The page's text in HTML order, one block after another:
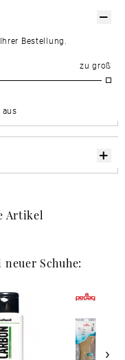
Bestellung.
zu groß
Artikel
Schuhe: